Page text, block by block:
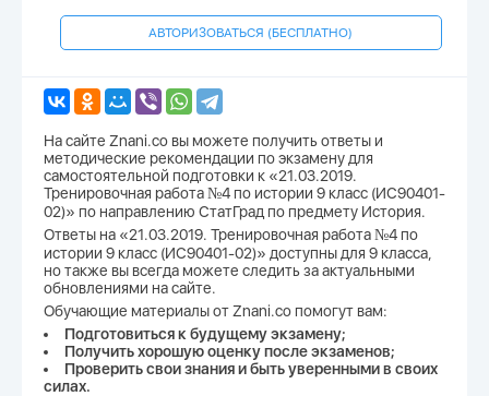
АВТОРИЗОВАТЬСЯ (БЕСПЛАТНО)
На сайте Znani.co вы можете получить ответы и
методические рекомендации по экзамену для
самостоятельной подготовки к «21.03.2019.
Тренировочная работа №4 по истории 9 класс (ИС90401-
02)» по направлению СтатГрад по предмету История.
Ответы на «21.03.2019. Тренировочная работа №4 по
истории 9 класс (ИС90401-02)» доступны для 9 класса,
но также вы всегда можете следить за актуальными
обновлениями на сайте.
Обучающие материалы от Znani.co помогут вам:
Подготовиться к будущему экзамену;
Получить хорошую оценку после экзаменов;
Проверить свои знания и быть уверенными в своих
силах.